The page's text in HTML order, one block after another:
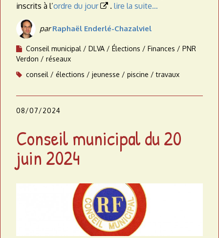
inscrits à l’ordre du jour  . lire la suite…
parRaphaël Enderlé-Chazalviel
Conseil municipal DLVA Élections Finances
PNR
Verdon
réseaux
conseil
élections jeunesse piscine travaux
08/07/2024
Conseil municipal du 20
juin 2024